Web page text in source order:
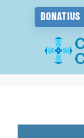
DONATIUS